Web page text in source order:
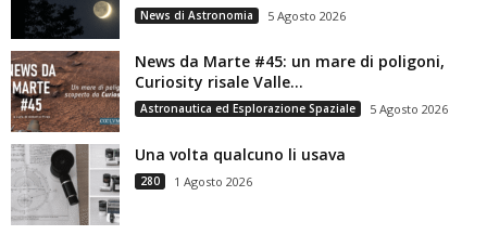
News di Astronomia 5 Agosto 2026
News da Marte #45: un mare di poligoni,
Curiosity risale Valle...
Astronautica ed Esplorazione Spaziale 5 Agosto 2026
Una volta qualcuno li usava
280 1 Agosto 2026